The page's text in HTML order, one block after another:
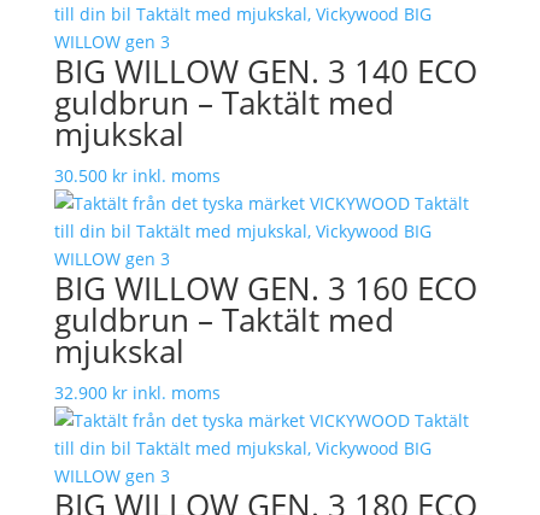
priset
var:
24.600 kr.
priset
19.434 kr.
BIG WILLOW GEN. 3 140 ECO
guldbrun – Taktält med
mjukskal
30.500 kr inkl. moms
BIG WILLOW GEN. 3 160 ECO
guldbrun – Taktält med
mjukskal
32.900 kr inkl. moms
BIG WILLOW GEN. 3 180 ECO